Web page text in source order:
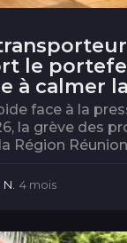
le
à calmer
face à la
la grève des
Région
4 mois
i